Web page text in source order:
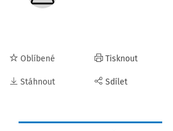
Oblíbené
Stáhnout
Tisknout
Sdílet